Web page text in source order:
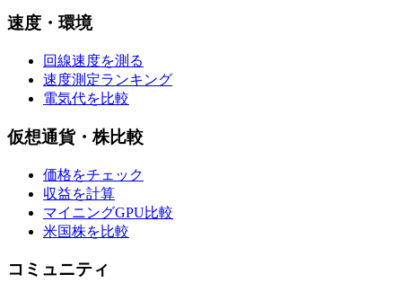
速度・環境
回線速度を測る
速度測定ランキング
電気代を比較
仮想通貨・株比較
価格をチェック
収益を計算
マイニングGPU比較
米国株を比較
コミュニティ